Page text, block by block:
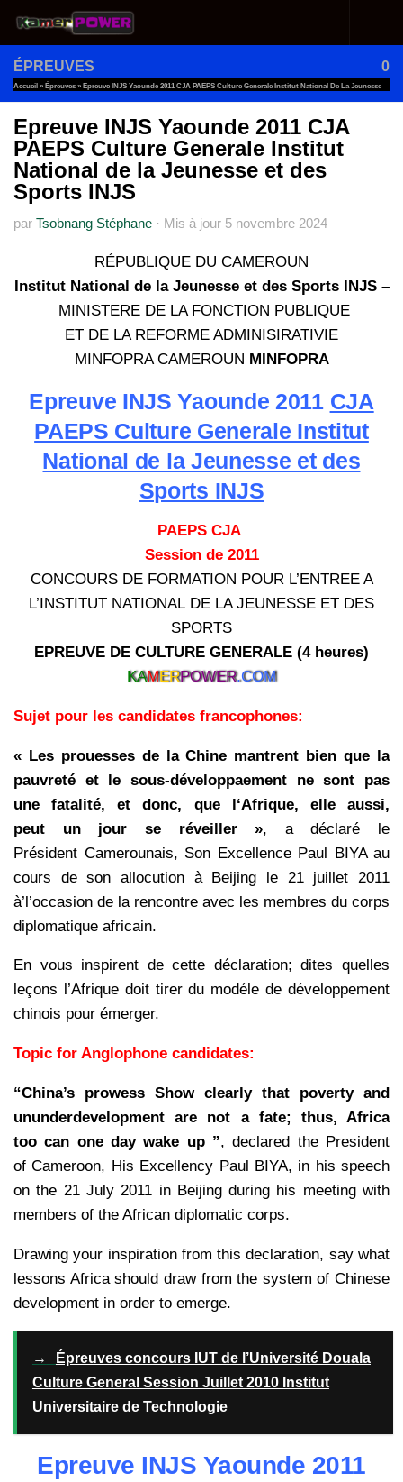
Au dessous du contenu
ÉPREUVES 0
Accueil » Épreuves » Epreuve INJS Yaounde 2011 CJA PAEPS Culture Generale Institut National De La Jeunesse
Et Des Sports INJS
Epreuve INJS Yaounde 2011 CJA
PAEPS Culture Generale Institut
National de la Jeunesse et des
Sports INJS
par Tsobnang Stéphane · Mis à jour 5 novembre 2024
RÉPUBLIQUE DU CAMEROUN
Institut National de la Jeunesse et des Sports INJS –
MINISTERE DE LA FONCTION PUBLIQUE
ET DE LA REFORME ADMINISIRATIVIE
MINFOPRA CAMEROUN MINFOPRA
Epreuve INJS Yaounde 2011 CJA
PAEPS Culture Generale Institut
National de la Jeunesse et des
Sports INJS
PAEPS CJA
Session de 2011
CONCOURS DE FORMATION POUR L’ENTREE A
L’INSTITUT NATIONAL DE LA JEUNESSE ET DES
SPORTS
EPREUVE DE CULTURE GENERALE (4 heures)
KAMERPOWER.COM
Sujet pour les candidates francophones:
« Les prouesses de la Chine mantrent bien que la
pauvreté et le sous-développaement ne sont pas
une fatalité, et donc, que l‘Afrique, elle aussi,
peut un jour se réveiller », a déclaré le
Président Camerounais, Son Excellence Paul BIYA au
cours de son allocution à Beijing le 21 juillet 2011
à’l’occasion de la rencontre avec les membres du corps
diplomatique africain.
En vous inspirent de cette déclaration; dites quelles
leçons l’Afrique doit tirer du modéle de développement
chinois pour émerger.
Topic for Anglophone candidates:
“China’s prowess Show clearly that poverty and
ununderdevelopment are not a fate; thus, Africa
too can one day wake up ”, declared the President
of Cameroon, His Excellency Paul BIYA, in his speech
on the 21 July 2011 in Beijing during his meeting with
members of the African diplomatic corps.
Drawing your inspiration from this declaration, say what
lessons Africa should draw from the system of Chinese
development in order to emerge.
→
Épreuves concours IUT de l’Université Douala
Culture General Session Juillet 2010 Institut
Universitaire de Technologie
Epreuve INJS Yaounde 2011